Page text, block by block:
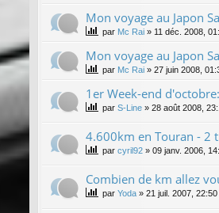
Mon voyage au Japon
par Mc Rai » 11 déc. 2008,
Mon voyage au Japon
par Mc Rai » 27 juin 2008,
1er Week-end
par S-Line » 28 août 2008,
4.600km en Touran - 2
par cyril92 » 09 janv. 2006,
Combien de km allez
par Yoda » 21 juil. 2007, 22:50